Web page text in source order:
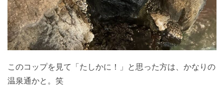
このコップを見て「たしかに！」と思った方は、かなりの
温泉通かと。笑